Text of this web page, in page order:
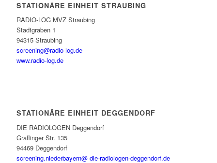
STATIONÄRE EINHEIT STRAUBING
RADIO-LOG MVZ Straubing
Stadtgraben 1
94315 Straubing
screening@radio-log.de
www.radio-log.de
STATIONÄRE EINHEIT DEGGENDORF
DIE RADIOLOGEN Deggendorf
Graflinger Str. 135
94469 Deggendorf
screening.niederbayern@ die-radiologen-deggendorf.de